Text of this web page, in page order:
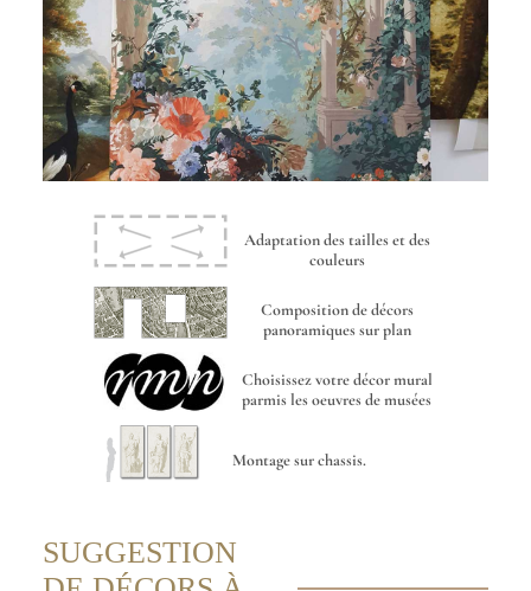
Adaptation des tailles et des
couleurs
Composition de décors
panoramiques sur plan
Choisissez votre décor mural
parmis les oeuvres de musées
Montage sur chassis.
SUGGESTION